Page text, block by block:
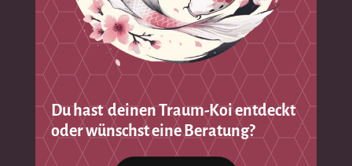
Du hast deinen Traum-Koi entdeckt
oder wünschst eine Beratung?